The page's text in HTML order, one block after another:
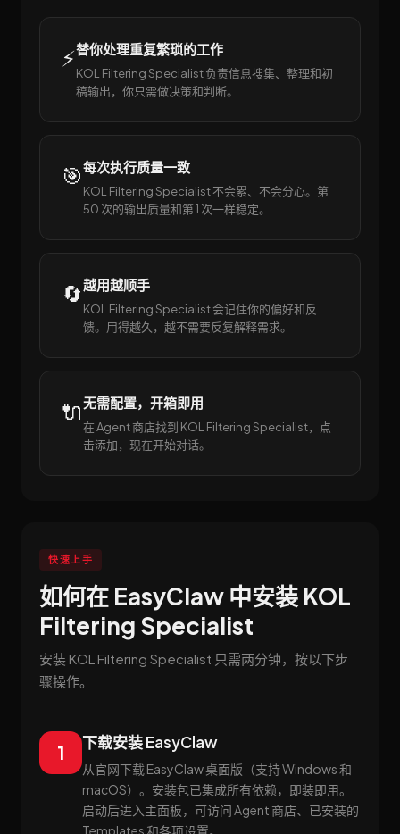
⚡替你处理重复繁琐的工作
KOL Filtering Specialist 负责信息搜集、整理和初
稿输出，你只需做决策和判断。
🎯每次执行质量一致
KOL Filtering Specialist 不会累、不会分心。第
50 次的输出质量和第 1 次一样稳定。
🔄越用越顺手
KOL Filtering Specialist 会记住你的偏好和反
馈。用得越久，越不需要反复解释需求。
🔌无需配置，开箱即用
在 Agent 商店找到 KOL Filtering Specialist，点
击添加，现在开始对话。
快速上手
如何在 EasyClaw 中安装 KOL
Filtering Specialist
安装 KOL Filtering Specialist 只需两分钟，按以下步
骤操作。
1 下载安装 EasyClaw
从官网下载 EasyClaw 桌面版（支持 Windows 和
macOS）。安装包已集成所有依赖，即装即用。
启动后进入主面板，可访问 Agent 商店、已安装的
Templates 和各项设置。